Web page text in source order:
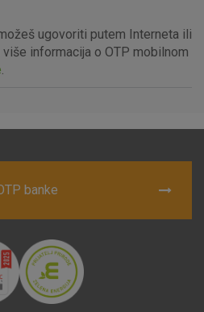
ugovoriti putem Interneta ili
informacija o OTP mobilnom
.
banke
Nužni kolačići
Analitički kolačići
sustavima. Uobičajeno se
te kolačiće ili pošalje upozorenje
dijelovi stranice neće raditi. Ti
informacije koje bi vas mogle